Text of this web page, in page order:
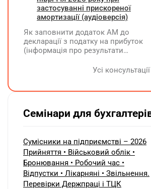
застосуванні прискореної
амортизації (аудіоверсія)
Як заповнити додаток АМ до
декларації з податку на прибуток
(інформація про результати
Чи потрібно для цього брати дані
вартість усіх таких верстатів на
рішення про застосування
прискореної амортизації прийнято з
01.01.2025 р., а щодо інших — з
01.01.2026 р.
Усі консультації
Семінари для
Сумісники на підприємстві – 2026
Прийняття • Військовий облік •
Бронювання • Робочий час •
Відпустки • Лікарняні • Звільнення.
Перевірки Держпраці і ТЦК